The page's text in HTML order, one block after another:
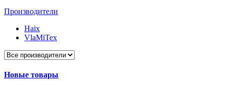
Производители
Haix
VlaMiTex
Новые товары